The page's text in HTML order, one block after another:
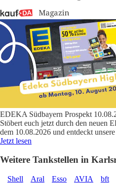
EDEKA Südbayern Prospekt
Stöbert euch jetzt durch den neuen
dem 10.08.2026 und entdeckt
Jetzt lesen
Weitere Tankstellen in
Shell Aral Esso AVIA bft